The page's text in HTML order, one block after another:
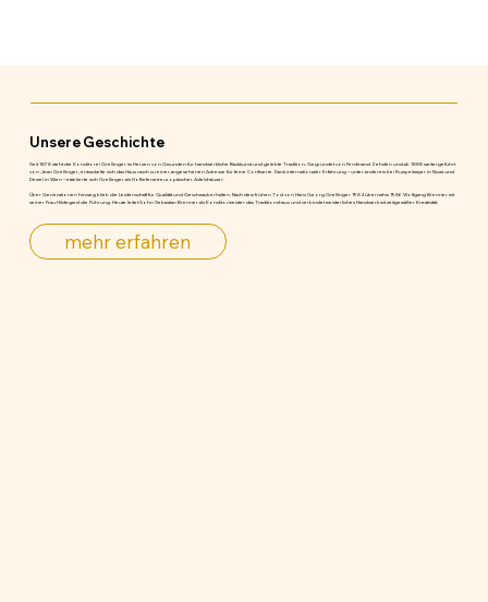
Unsere Geschichte
Seit 1878 steht die Konditorei Grellinger im Herzen von Gmunden für handwerkliche Backkunst und gelebte Tradition. Gegründet von Ferdinand Zehden und ab 1888 weitergeführt
von Jean Grellinger, entwickelte sich das Haus rasch zu einer angesehenen Adresse für feine Confiserie. Dank internationaler Erfahrung – unter anderem bei Rumpelmayer in Nizza und
Demel in Wien – etablierte sich Grellinger als Hoflieferant europäischer Adelshäuser.
Über Generationen hinweg blieb die Leidenschaft für Qualität und Geschmack erhalten. Nach dem frühen Tod von Hans Georg Grellinger 1984 übernahm 1986 Wolfgang Brenner mit
seiner Frau Hildegard die Führung. Heute leitet Sohn Sebastian Brenner als Konditormeister das Traditionshaus und verbindet meisterliches Handwerk mit zeitgemäßer Kreativität.
mehr erfahren